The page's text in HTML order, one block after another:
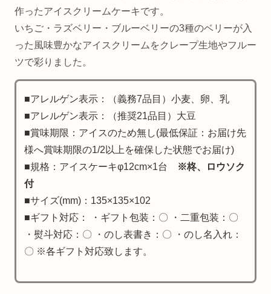
作ったアイスクリームケーキです。
いちご・ラズベリー・ブルーベリーの3種のベリーが入
った風味豊かなアイスクリームをクレープ生地やフルー
ツで彩りました。
■アレルゲン表示：（義務7品目）小麦、卵、乳
■アレルゲン表示：（推奨21品目）大豆
■賞味期限：アイスのため無し(最低保証：お届け先
様へ賞味期限の1/2以上を確保した状態でお届け)
■規格：アイスケーキφ12cm×1台
※柊、ロウソク
付
■サイズ(mm)：135×135×102
■ギフト対応： ・ギフト包装：〇 ・二重包装：〇
・熨斗対応：〇 ・のし表書き：〇 ・のし名入れ：
〇 ※各ギフト対応致します。